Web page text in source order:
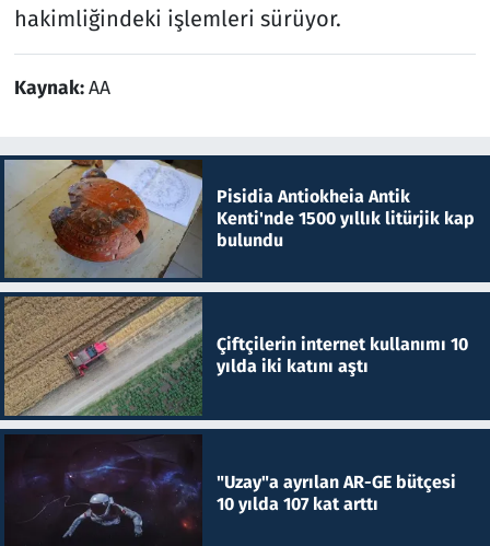
hakimliğindeki işlemleri sürüyor.
Kaynak:AA
Pisidia Antiokheia Antik
Kenti'nde 1500 yıllık litürjik kap
bulundu
Çiftçilerin internet kullanımı 10
yılda iki katını aştı
"Uzay"a ayrılan AR-GE bütçesi
10 yılda 107 kat arttı